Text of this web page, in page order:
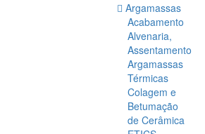
Argamassas
Acabamento
Alvenaria,
Assentamento
Argamassas
Térmicas
Colagem e
Betumação
de Cerâmica